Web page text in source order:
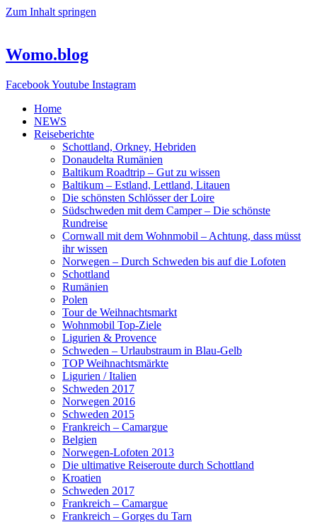
Zum Inhalt springen
Womo.blog
FacebookYoutube Instagram
Home
NEWS
Reiseberichte
Schottland, Orkney, Hebriden
Donaudelta Rumänien
Baltikum Roadtrip – Gut zu wissen
Baltikum – Estland, Lettland, Litauen
Die schönsten Schlösser der Loire
Südschweden mit dem Camper – Die schönste
Rundreise
Cornwall mit dem Wohnmobil – Achtung, dass müsst
ihr wissen
Norwegen – Durch Schweden bis auf die Lofoten
Schottland
Rumänien
Polen
Tour de Weihnachtsmarkt
Wohnmobil Top-Ziele
Ligurien & Provence
Schweden – Urlaubstraum in Blau-Gelb
TOP Weihnachtsmärkte
Ligurien / Italien
Schweden 2017
Norwegen 2016
Schweden 2015
Frankreich – Camargue
Belgien
Norwegen-Lofoten 2013
Die ultimative Reiseroute durch Schottland
Kroatien
Schweden 2017
Frankreich – Camargue
Frankreich – Gorges du Tarn